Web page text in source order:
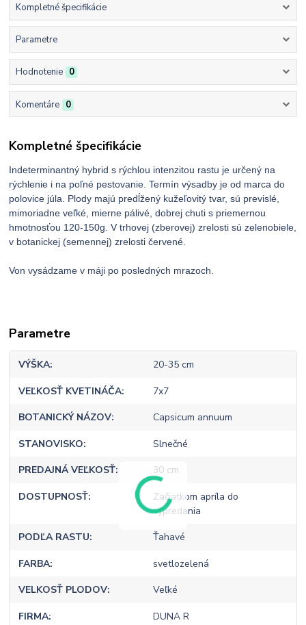
Kompletné špecifikácie
Parametre
Hodnotenie 0
Komentáre 0
Kompletné špecifikácie
Indeterminantný hybrid s rýchlou intenzitou rastu je určený na
rýchlenie i na poľné pestovanie. Termín výsadby je od marca do
polovice júla. Plody majú predĺžený kužeľovitý tvar, sú previslé,
mimoriadne veľké, mierne pálivé, dobrej chuti s priemernou
hmotnosťou 120-150g. V trhovej (zberovej) zrelosti sú zelenobiele,
v botanickej (semennej) zrelosti červené.
Von vysádzame v máji po posledných mrazoch.
Parametre
VÝŠKA 20-35 cm
VEĽKOSŤ KVETINÁČA 7x7
BOTANICKÝ NÁZOV Capsicum annuum
STANOVISKO Slnečné
PREDAJNÁ VEĽKOSŤ 30 cm
DOSTUPNOSŤ
Začiatkom apríla do
vypredania
PODĽA RASTU Ťahavé
FARBA svetlozelená
VELKOSŤ PLODOV Veľké
FIRMA DUNA R